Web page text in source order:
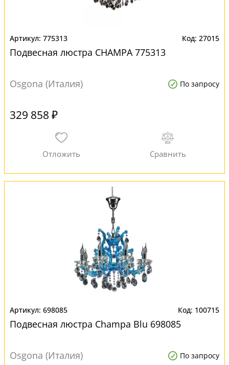
775313 27015
Подвесная люстра CHAMPA 775313
Osgona (Италия) По запросу
329 858 ₽
698085 100715
Подвесная люстра Champa Blu 698085
Osgona (Италия) По запросу